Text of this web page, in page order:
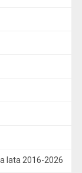
lata 2016-2026